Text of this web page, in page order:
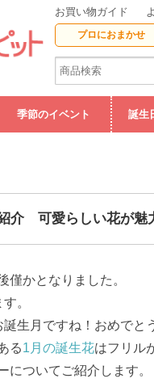
お買い物ガイド
プロにおまかせ
季節のイベント 誕生
介 可愛らしい花が魅
僅かとなりました。
。
生月ですね！おめでと
る1月の誕生花はフリル
についてご紹介します。